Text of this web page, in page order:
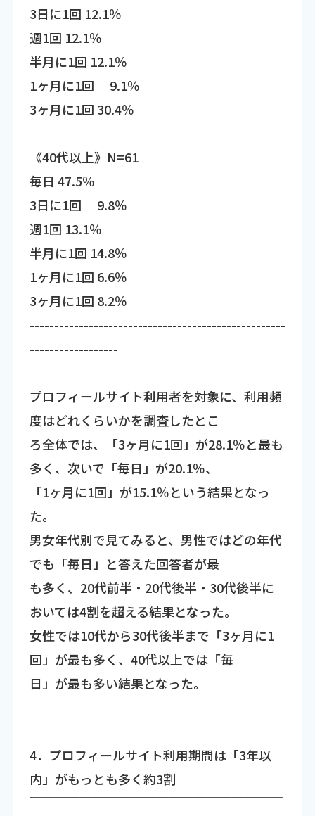
3日に1回 12.1％
週1回 12.1％
半月に1回 12.1％
1ヶ月に1回 9.1％
3ヶ月に1回 30.4％
《40代以上》N=61
毎日 47.5％
3日に1回 9.8％
週1回 13.1％
半月に1回 14.8％
1ヶ月に1回 6.6％
3ヶ月に1回 8.2％
----------------------------------------------------
------------------
プロフィールサイト利用者を対象に、利用頻
度はどれくらいかを調査したとこ
ろ全体では、「3ヶ月に1回」が28.1％と最も
多く、次いで「毎日」が20.1％、
「1ヶ月に1回」が15.1％という結果となっ
た。
男女年代別で見てみると、男性ではどの年代
でも「毎日」と答えた回答者が最
も多く、20代前半・20代後半・30代後半に
おいては4割を超える結果となった。
女性では10代から30代後半まで「3ヶ月に1
回」が最も多く、40代以上では「毎
日」が最も多い結果となった。
4．プロフィールサイト利用期間は「3年以
内」がもっとも多く約3割
￣￣￣￣￣￣￣￣￣￣￣￣￣￣￣￣￣￣￣￣